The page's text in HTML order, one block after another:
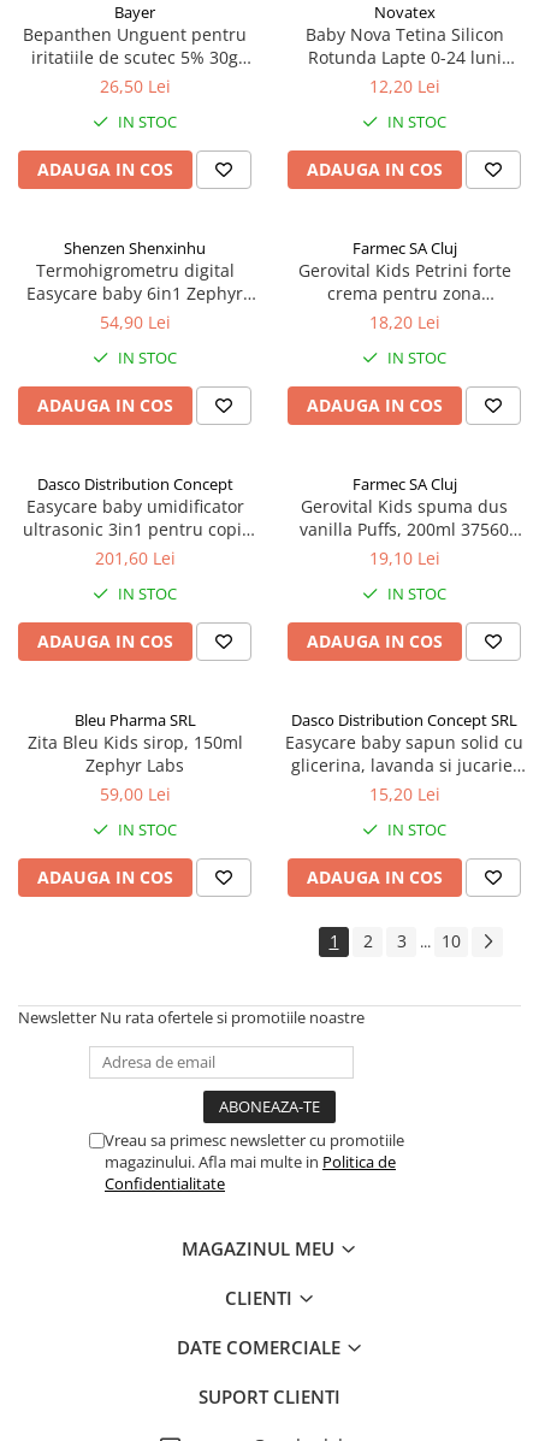
Bayer
Bepanthen Unguent pentru
iritatiile de scutec 5% 30g
Zephyr Labs
26,50 Lei
IN STOC
ADAUGA IN COS
Novatex
Baby Nova Tetina Silicon
Rotunda Lapte 0-24 luni
17302, 2 buc Zephyr Labs
12,20 Lei
IN STOC
ADAUGA IN COS
Shenzen Shenxinhu
Termohigrometru digital
Easycare baby 6in1 Zephyr
Labs
54,90 Lei
IN STOC
ADAUGA IN COS
Farmec SA Cluj
Gerovital Kids Petrini forte
crema pentru zona
scutecului, 50ml 7520 Zephyr
18,20 Lei
IN STOC
ADAUGA IN COS
Dasco Distribution Concept
Easycare baby umidificator
ultrasonic 3in1 pentru copii
2L Zephyr Labs
201,60 Lei
IN STOC
ADAUGA IN COS
Farmec SA Cluj
Gerovital Kids spuma dus
vanilla Puffs, 200ml 37560
Zephyr Labs
19,10 Lei
IN STOC
ADAUGA IN COS
Bleu Pharma SRL
Zita Bleu Kids sirop, 150ml
Zephyr Labs
59,00 Lei
IN STOC
ADAUGA IN COS
Dasco Distribution Concept SRL
Easycare baby sapun solid cu
glicerina, lavanda si jucarie,
100g Zephyr Labs
15,20 Lei
IN STOC
ADAUGA IN COS
1 2 3 ... 10
Newsletter Nu rata ofertele si promotiile noastre
Vreau sa primesc newsletter cu promotiile
magazinului. Afla mai multe in Politica de
Confidentialitate
MAGAZINUL MEU
CLIENTI
DATE COMERCIALE
SUPORT CLIENTI